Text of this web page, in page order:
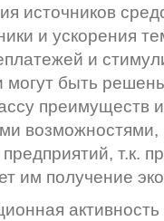
источников
и ускорения
и
могут быть
преимуществ
т.к.
им получение